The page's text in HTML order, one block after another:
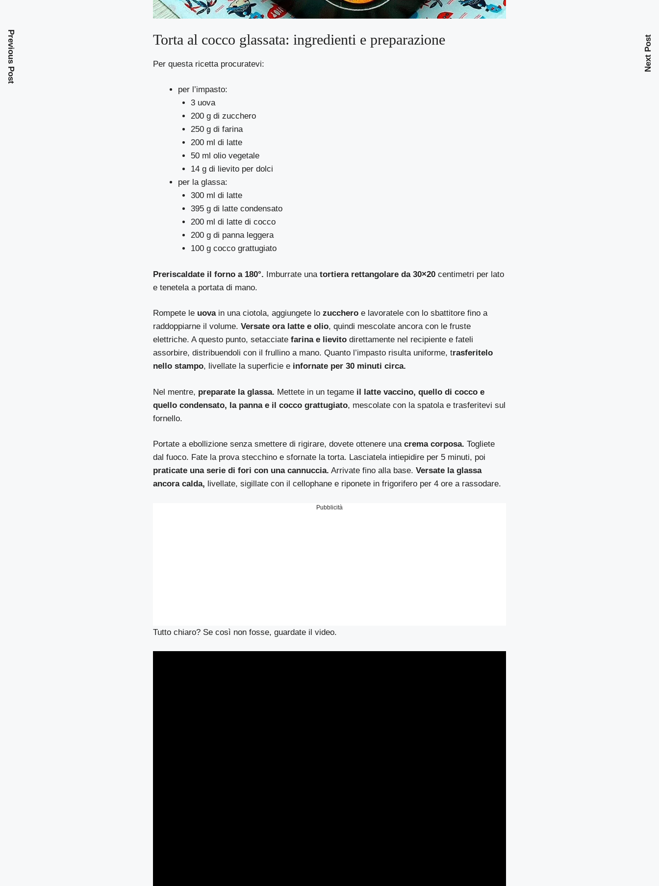
Torta al cocco glassata: ingredienti e preparazione
Per questa ricetta procuratevi:
per l’impasto:
3 uova
200 g di zucchero
250 g di farina
200 ml di latte
50 ml olio vegetale
14 g di lievito per dolci
per la glassa:
300 ml di latte
395 g di latte condensato
200 ml di latte di cocco
200 g di panna leggera
100 g cocco grattugiato
Preriscaldate il forno a 180°. Imburrate unatortiera rettangolare da 30×20 centimetri per lato
e tenetela a portata di mano.
Rompete le uovain una ciotola, aggiungete lozucchero e lavoratele con lo sbattitore fino a
raddoppiarne il volume. Versate ora latte e olio, quindi mescolate ancora con le fruste
elettriche. A questo punto, setacciate farina e lievito direttamente nel recipiente e fateli
assorbire, distribuendoli con il frullino a mano. Quanto l’impasto risulta uniforme, trasferitelo
nello stampo, livellate la superficie e infornate per 30 minuti circa.
Nel mentre, preparate la glassa. Mettete in un tegame il latte vaccino, quello di cocco e
quello condensato, la panna e il cocco grattugiato, mescolate con la spatola e trasferitevi sul
fornello.
Portate a ebollizione senza smettere di rigirare, dovete ottenere unacrema corposa. Togliete
dal fuoco. Fate la prova stecchino e sfornate la torta. Lasciatela intiepidire per 5 minuti, poi
praticate una serie di fori con una cannuccia. Arrivate fino alla base.Versate la glassa
ancora calda, livellate, sigillate con il cellophane e riponete in frigorifero per 4 ore a rassodare.
Pubblicità
Tutto chiaro? Se così non fosse, guardate il video.
Previous Post Next Post